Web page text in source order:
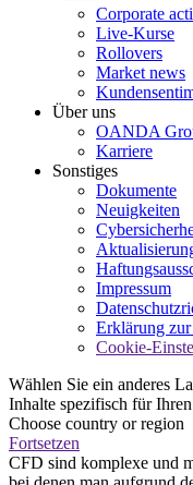
Corporate
Live-Kurse
Rollovers
Market news
Über uns
OANDA
Karriere
Sonstiges
Dokumente
Neuigkeiten
Impressum
Erklärung
Cookie-
Wählen Sie ein anderes
Inhalte spezifisch für
Choose country or region
Fortsetzen
CFD sind komplexe und